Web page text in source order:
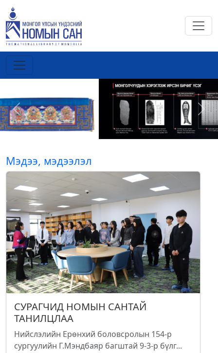
Previous Next
Мэдээ, мэдээлэл
СУРАГЧИД НОМЫН САНТАЙ
ТАНИЛЦЛАА
Нийслэлийн Ерөнхий боловсролын 154-р
сургуулийн Г.Мэндбаяр багштай 9-3-р бүлг...